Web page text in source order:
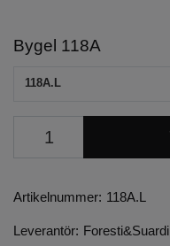
Bygel 118A
118A.L
Artikelnummer: 118A.L
Leverantör: Foresti&Suardi